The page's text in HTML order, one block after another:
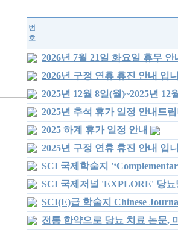
번
호
2026년 7월 21일 화요일 휴무 안
2026년 구정 연휴 휴진 안내 입
2025년 12월 8일(월)~2025년 12
2025년 추석 휴가 일정 안내드
2025 하계 휴가 일정 안내
2025년 구정 연휴 휴진 안내 입
SCI 국제학술지
SCI 국제저널 'EXPLORE' 당
SCI(E)급 학술지 Chinese
전통 한약으로 당뇨 치료 논문,